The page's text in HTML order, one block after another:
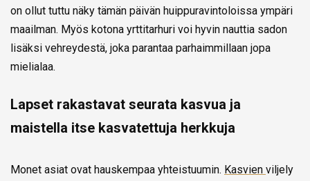
on ollut tuttu näky tämän päivän huippuravintoloissa ympäri
maailman. Myös kotona yrttitarhuri voi hyvin nauttia sadon
lisäksi vehreydestä, joka parantaa parhaimmillaan jopa
mielialaa.
Lapset rakastavat seurata kasvua ja
maistella itse kasvatettuja herkkuja
Monet asiat ovat hauskempaa yhteistuumin. Kasvien viljely